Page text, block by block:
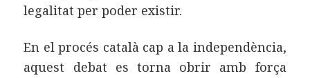
legalitat per poder existir.
En el procés català cap a la independència,
aquest debat es torna obrir amb força